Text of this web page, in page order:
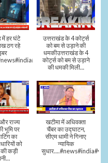
में हर घंटे
ठग रहे
उत्तराखंड के 4 कोर्ट्स
को बम से उड़ाने की
धमकीउत्तराखंड के 4
कोर्ट्स को बम से उड़ाने
की धमकी मिली...
और राज्य
भूमि पर
का
को
कड़ी
खटीमा में अधिवक्ता
चैंबर का उद्घाटन,
सीएम धामी ने गिनाए
न्यायिक